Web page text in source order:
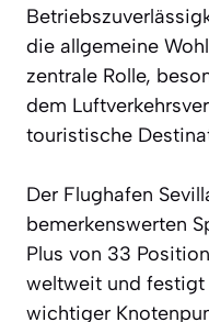
die allgemeine
zentrale Rolle,
dem
touristische
Der Flughafen
bemerkenswerten
Plus von 33
weltweit und festigt
wichtiger